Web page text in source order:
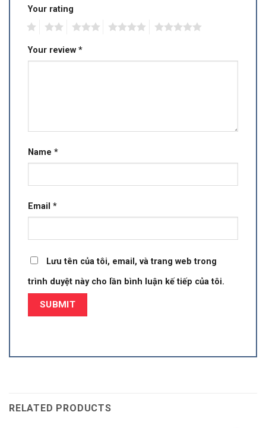
Your rating
Your review *
Name *
Email *
Lưu tên của tôi, email, và trang web trong
trình duyệt này cho lần bình luận kế tiếp của tôi.
RELATED PRODUCTS